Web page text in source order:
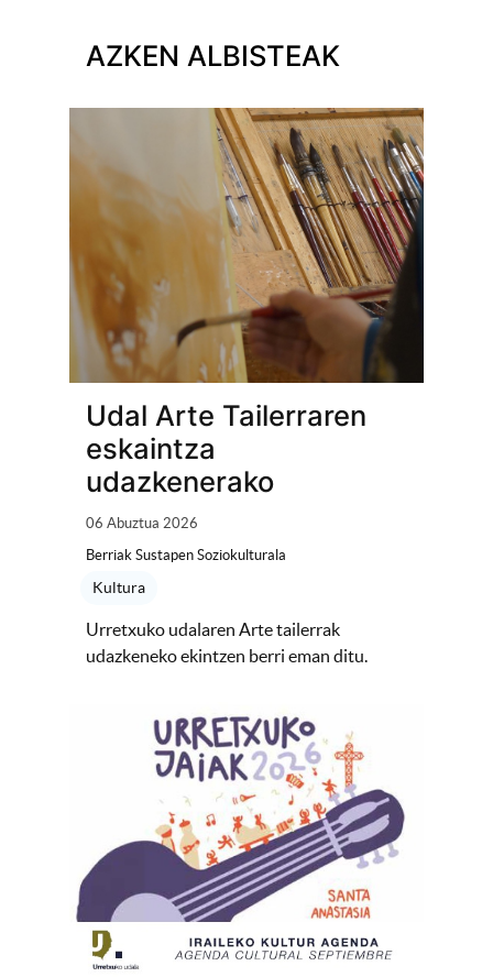
AZKEN ALBISTEAK
Udal Arte Tailerraren
eskaintza
udazkenerako
06 Abuztua 2026
Berriak Sustapen Soziokulturala
Kultura
Urretxuko udalaren Arte tailerrak
udazkeneko ekintzen berri eman ditu.